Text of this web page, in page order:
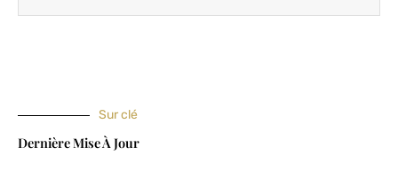
Sur clé
Dernière Mise À Jour